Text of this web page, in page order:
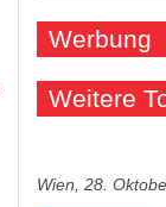
Werbung
Weitere
Wien, 28.